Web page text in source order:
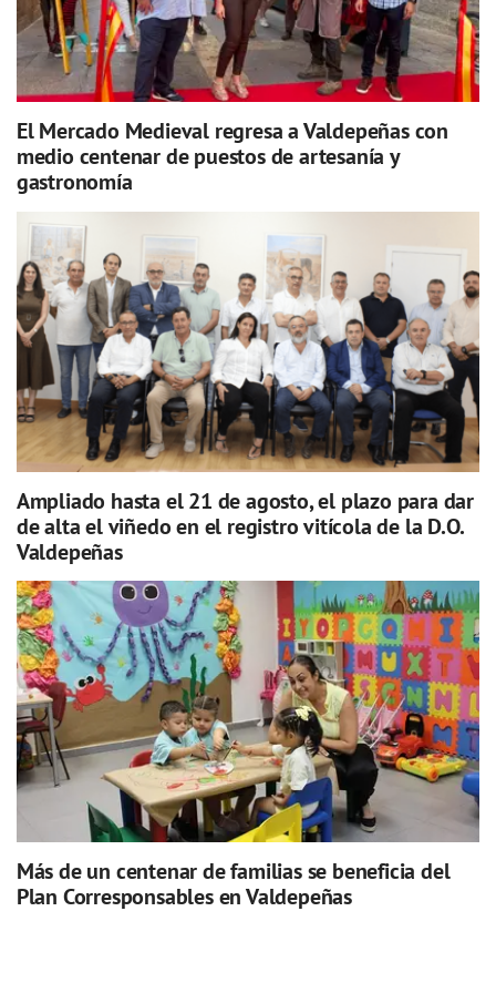
El Mercado Medieval regresa a Valdepeñas con
medio centenar de puestos de artesanía y
gastronomía
Ampliado hasta el 21 de agosto, el plazo para dar
de alta el viñedo en el registro vitícola de la D.O.
Valdepeñas
Más de un centenar de familias se beneficia del
Plan Corresponsables en Valdepeñas